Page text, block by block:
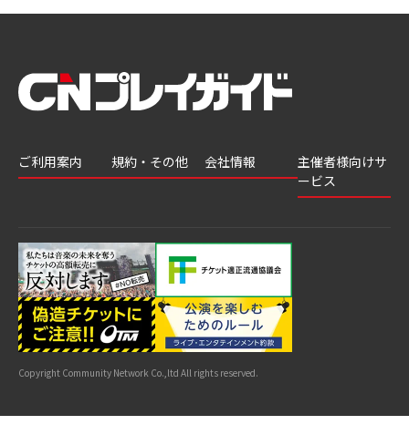
ご利用案内
結果
よくあるご質問
はじめてガイド
公演中止・変更
サイトマップ
規約・その他
利用規約
特商法に基づく
表示
カスタマーハラ
スメントへの対
応指針
会社情報
主催者様向けサ
ービス
Copyright Community Network Co.,ltd All rights reserved.